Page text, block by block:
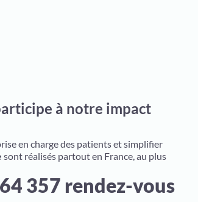
à notre impact
en charge des patients et simplifier
sont réalisés partout en France, au plus
357 rendez-vous